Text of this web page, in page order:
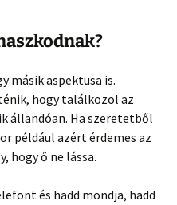
másik aspektusa is.
hogy találkozol az
állandóan. Ha szeretetből
például azért érdemes az
ő ne lássa.
és hadd mondja, hadd